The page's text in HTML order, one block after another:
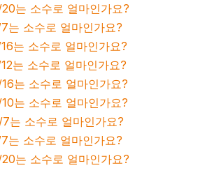
는 소수로 얼마인가요?
는 소수로 얼마인가요?
는 소수로 얼마인가요?
는 소수로 얼마인가요?
는 소수로 얼마인가요?
는 소수로 얼마인가요?
는 소수로 얼마인가요?
는 소수로 얼마인가요?
는 소수로 얼마인가요?